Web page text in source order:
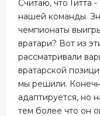
Считаю, что Гитта
нашей команды.
чемпионаты
вратари? Вот из
рассматривали
вратарской
мы решили.
адаптируется, но
тем более что он